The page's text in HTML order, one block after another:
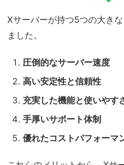
Xサーバーが持つ5つの大き
ました。
圧倒的なサーバー速度
高い安定性と信頼性
充実した機能と使いやす
手厚いサポート体制
優れたコストパフォーマ